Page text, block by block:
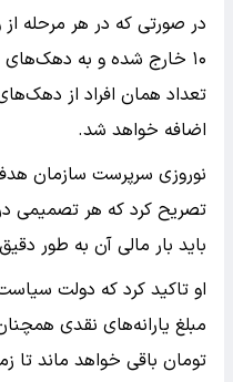
۱۰ خارج شده و به دهک‌های
تعداد همان افراد از
اضافه خواهد شد.
تصریح کرد که هر تصمیمی در
باید بار مالی آن به طور
او تاکید کرد که دولت
تومان باقی خواهد ماند تا